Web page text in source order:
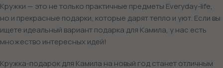
Кружки — это не только практичные предметы Everyday-life,
но и прекрасные подарки, которые дарят тепло и уют. Если вы
ищете идеальный вариант подарка для Камила, у нас есть
множество интересных идей!
Кружка-подарок для Камила на новый год станет отличным